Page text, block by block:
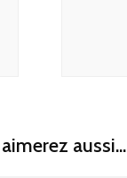
aussi...